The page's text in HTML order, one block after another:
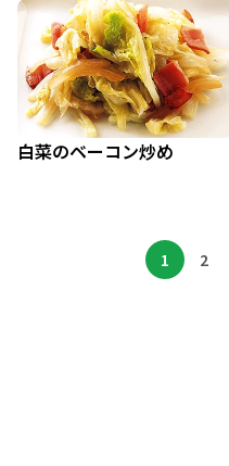
白菜のベーコン炒め
1 2